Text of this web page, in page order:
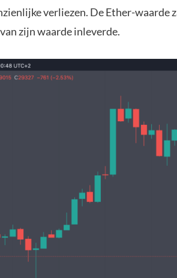
verliezen. De Ether-waarde
zijn waarde inleverde.